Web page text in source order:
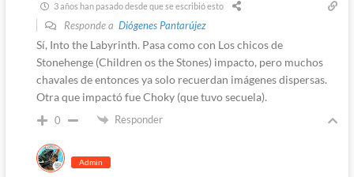
3 años han pasado desde que se escribió esto
Responde a Diógenes Pantarújez
Sí, Into the Labyrinth. Pasa como con Los chicos de
Stonehenge (Children os the Stones) impacto, pero muchos
chavales de entonces ya solo recuerdan imágenes dispersas.
Otra que impactó fue Choky (que tuvo secuela).
0 Responder
Admin